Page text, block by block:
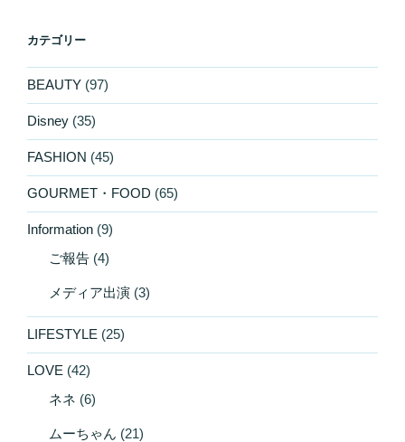
カテゴリー
BEAUTY (97)
Disney (35)
FASHION (45)
GOURMET・FOOD (65)
Information (9)
ご報告 (4)
メディア出演 (3)
LIFESTYLE (25)
LOVE (42)
ネネ (6)
ムーちゃん (21)